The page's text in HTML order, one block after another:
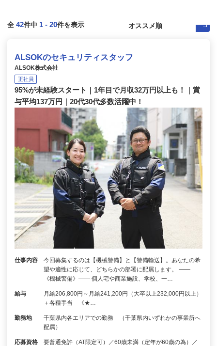
全 42件中 1 - 20件を表示
ALSOKのセキュリティスタッフ
ALSOK株式会社
正社員
95%が未経験スタート｜1年目で月収32万円以上も！｜賞
与平均137万円｜20代30代多数活躍中！
仕事内容
今回募集するのは【機械警備】と【警備輸送】。あなたの希
望や適性に応じて、どちらかの部署に配属します。 ――
《機械警備》―― 個人宅や商業施設、学校、一…
給与
月給206,800円～月給241,200円（大卒以上232,000円以上）
＋各種手当 《★…
勤務地
千葉県内各エリアでの勤務 （千葉県内いずれかの事業所へ
配属）
応募資格
要普通免許（AT限定可）／60歳未満（定年が60歳の為）／